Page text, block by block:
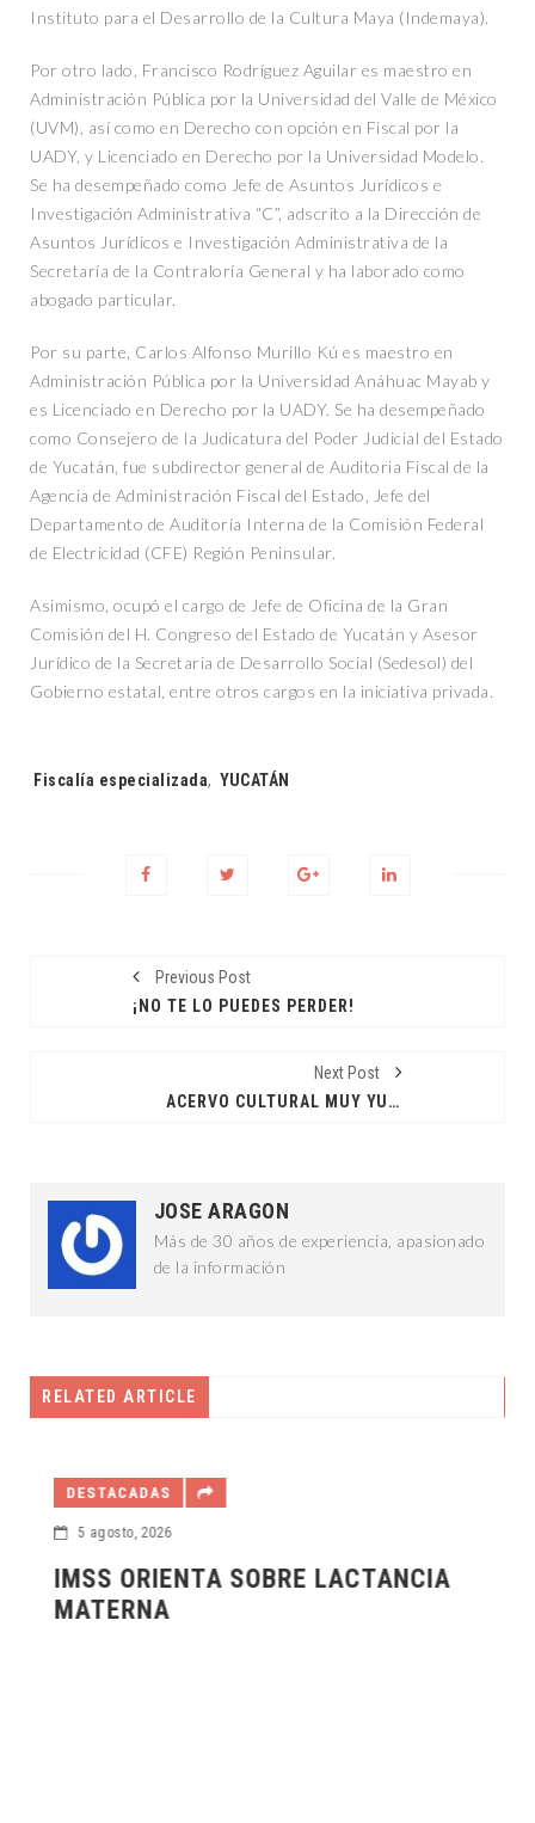
Instituto para el Desarrollo de la Cultura Maya (Indemaya).
Por otro lado, Francisco Rodríguez Aguilar es maestro en
Administración Pública por la Universidad del Valle de México
(UVM), así como en Derecho con opción en Fiscal por la
UADY, y Licenciado en Derecho por la Universidad Modelo.
Se ha desempeñado como Jefe de Asuntos Jurídicos e
Investigación Administrativa “C”, adscrito a la Dirección de
Asuntos Jurídicos e Investigación Administrativa de la
Secretaría de la Contraloría General y ha laborado como
abogado particular.
Por su parte, Carlos Alfonso Murillo Kú es maestro en
Administración Pública por la Universidad Anáhuac Mayab y
es Licenciado en Derecho por la UADY. Se ha desempeñado
como Consejero de la Judicatura del Poder Judicial del Estado
de Yucatán, fue subdirector general de Auditoria Fiscal de la
Agencia de Administración Fiscal del Estado, Jefe del
Departamento de Auditoría Interna de la Comisión Federal
de Electricidad (CFE) Región Peninsular.
Asimismo, ocupó el cargo de Jefe de Oficina de la Gran
Comisión del H. Congreso del Estado de Yucatán y Asesor
Jurídico de la Secretaria de Desarrollo Social (Sedesol) del
Gobierno estatal, entre otros cargos en la iniciativa privada.
Tags:
Fiscalía especializada, YUCATÁN
Previous Post
¡NO TE LO PUEDES PERDER!
Next Post
ACERVO CULTURAL MUY YUCATECO
JOSE ARAGON
Más de 30 años de experiencia, apasionado
de la información
RELATED ARTICLE
DESTACADAS
5 agosto, 2026
IMSS ORIENTA SOBRE LACTANCIA
MATERNA